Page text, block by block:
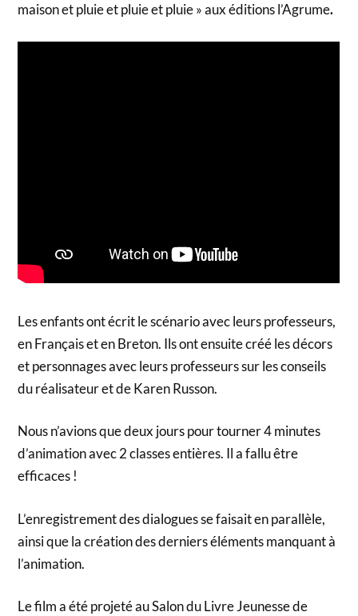
maison et pluie et pluie et pluie » aux éditions l’Agrume.
Les enfants ont écrit le scénario avec leurs professeurs,
en Français et en Breton. Ils ont ensuite créé les décors
et personnages avec leurs professeurs sur les conseils
du réalisateur et de Karen Russon.
Nous n’avions que deux jours pour tourner 4 minutes
d’animation avec 2 classes entières. Il a fallu être
efficaces !
L’enregistrement des dialogues se faisait en parallèle,
ainsi que la création des derniers éléments manquant à
l’animation.
Le film a été projeté au Salon du Livre Jeunesse de